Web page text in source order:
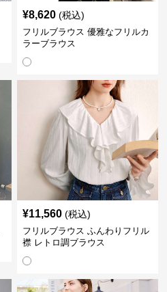
¥8,620 (税込)
フリルブラウス 優雅なフリルカ
ラーブラウス
¥11,560 (税込)
フリルブラウス ふんわりフリル
襟 レトロ調ブラウス